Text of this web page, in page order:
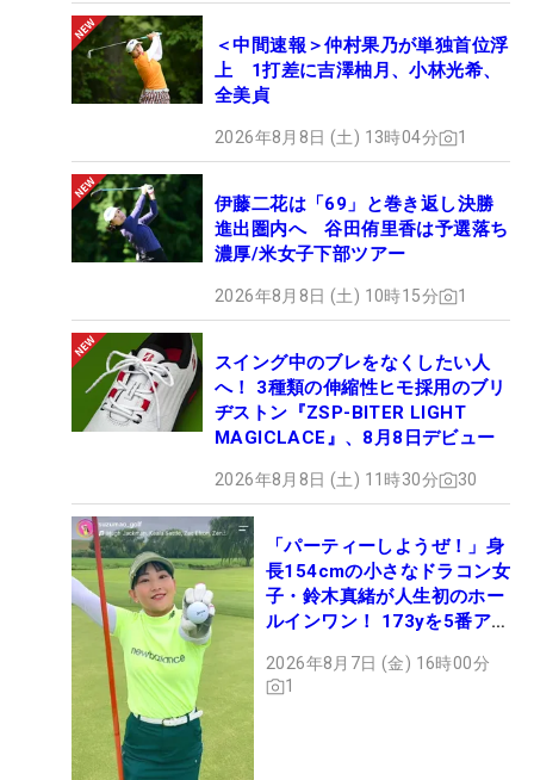
＜中間速報＞仲村果乃が単独首位浮
上 1打差に吉澤柚月、小林光希、
全美貞
2026年8月8日 (土) 13時04分 1
伊藤二花は「69」と巻き返し決勝
進出圏内へ 谷田侑里香は予選落ち
濃厚/米女子下部ツアー
2026年8月8日 (土) 10時15分 1
スイング中のブレをなくしたい人
へ！ 3種類の伸縮性ヒモ採用のブリ
ヂストン『ZSP-BITER LIGHT
MAGICLACE』、8月8日デビュー
2026年8月8日 (土) 11時30分 30
「パーティーしようぜ！」身
長154cmの小さなドラコン女
子・鈴木真緒が人生初のホー
ルインワン！ 173yを5番アイ
2026年8月7日 (金) 16時00分
1